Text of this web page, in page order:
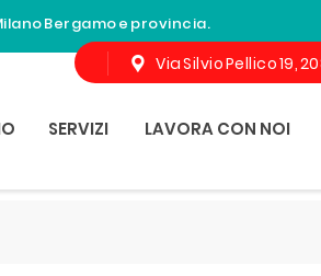
Bergamo e provincia.
Via Silvio Pellico 19,
SERVIZI LAVORA CON NOI